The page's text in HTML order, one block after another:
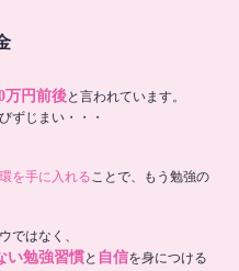
万円前後と言われています。
ずじまい・・・
を手に入れる ことで、もう勉強の
ではなく、
い勉強習慣と 自信を身につける